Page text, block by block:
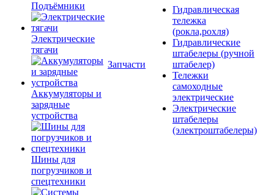
Подъёмники
Электрические
тягачи
Аккумуляторы и
зарядные
устройства
Шины для
погрузчиков и
спецтехники
Запчасти
Гидравлическая
тележка
(рокла,рохля)
Гидравлические
штабелеры (ручной
штабелер)
Тележки
самоходные
электрические
Электрические
штабелеры
(электроштабелеры)